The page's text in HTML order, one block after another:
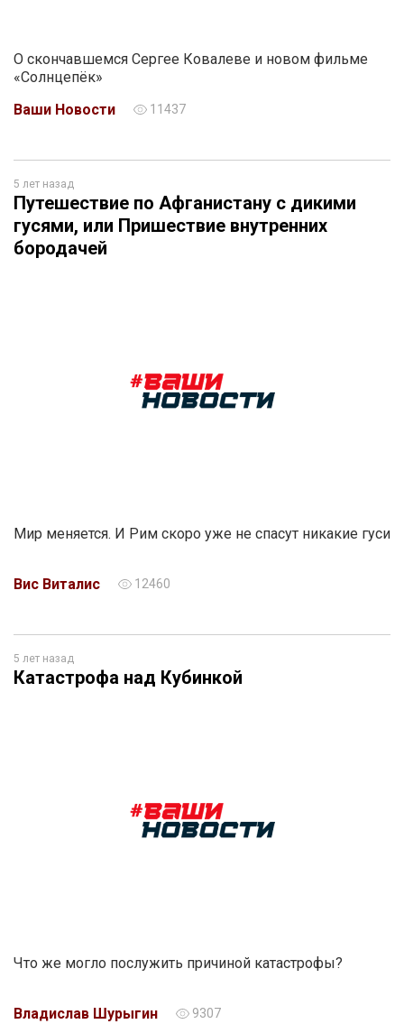
О скончавшемся Сергее Ковалеве и новом фильме
«Солнцепёк»
Ваши Новости
11437
5 лет назад
Путешествие по Афганистану с дикими
гусями, или Пришествие внутренних
бородачей
Мир меняется. И Рим скоро уже не спасут никакие гуси
Вис Виталис 12460
5 лет назад
Катастрофа над Кубинкой
Что же могло послужить причиной катастрофы?
Владислав Шурыгин 9307